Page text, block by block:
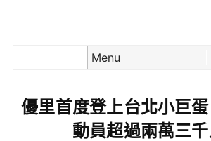
優里首度登上台北小巨
動員超過兩萬三千